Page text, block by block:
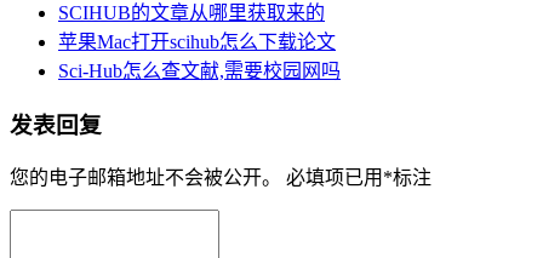
SCIHUB的文章从哪里获取来的
苹果Mac打开scihub怎么下载论文
Sci-Hub怎么查文献,需要校园网吗
发表回复
您的电子邮箱地址不会被公开。 必填项已用 *标注